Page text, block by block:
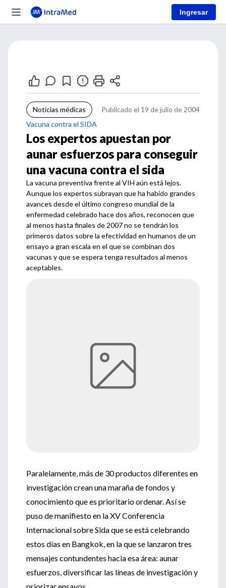
Ingresar
Noticias médicas
Publicado el 19 de julio de 2004
Vacuna contra el SIDA
Los expertos apuestan por
aunar esfuerzos para conseguir
una vacuna contra el sida
La vacuna preventiva frente al VIH aún está lejos.
Aunque los expertos subrayan que ha habido grandes
avances desde el último congreso mundial de la
enfermedad celebrado hace dos años, reconocen que
al menos hasta finales de 2007 no se tendrán los
primeros datos sobre la efectividad en humanos de un
ensayo a gran escala en el que se combinan dos
vacunas y que se espera tenga resultados al menos
aceptables.
Paralelamente, más de 30 productos diferentes en
investigación crean una maraña de fondos y
conocimiento que es prioritario ordenar. Así se
puso de manifiesto en la XV Conferencia
Internacional sobre Sida que se está celebrando
estos días en Bangkok, en la que se lanzaron tres
mensajes contundentes hacia esa área: aunar
esfuerzos, diversificar las líneas de investigación y